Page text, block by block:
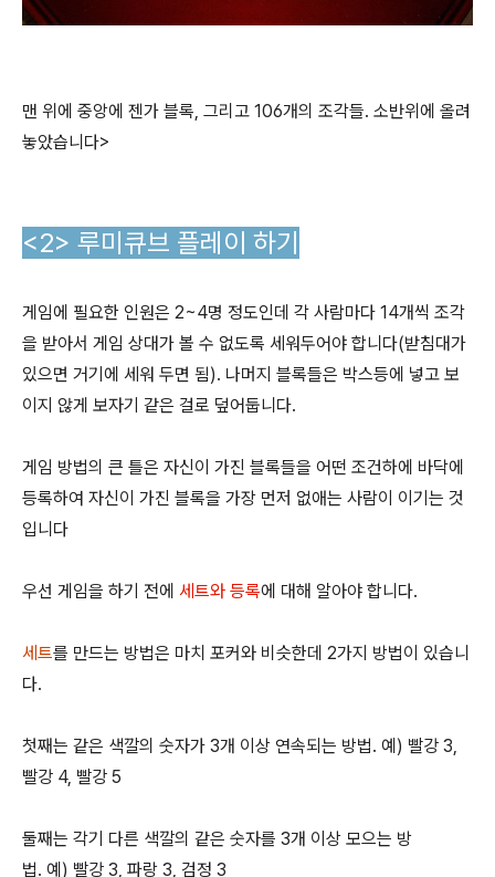
맨 위에 중앙에 젠가 블록, 그리고 106개의 조각들. 소반위에 올려
놓았습니다>
<2> 루미큐브 플레이 하기
게임에 필요한 인원은 2~4명 정도인데 각 사람마다 14개씩 조각
을 받아서 게임 상대가 볼 수 없도록 세워두어야 합니다(받침대가
있으면 거기에 세워 두면 됨). 나머지 블록들은 박스등에 넣고 보
이지 않게 보자기 같은 걸로 덮어둡니다.
게임 방법의 큰 틀은 자신이 가진 블록들을 어떤 조건하에 바닥에
등록하여 자신이 가진 블록을 가장 먼저 없애는 사람이 이기는 것
입니다
우선 게임을 하기 전에 세트와 등록에 대해 알아야 합니다.
세트를 만드는 방법은 마치 포커와 비슷한데 2가지 방법이 있습니
다.
첫째는 같은 색깔의 숫자가 3개 이상 연속되는 방법. 예) 빨강 3,
빨강 4, 빨강 5
둘째는 각기 다른 색깔의 같은 숫자를 3개 이상 모으는 방
법. 예) 빨강 3, 파랑 3, 검정 3